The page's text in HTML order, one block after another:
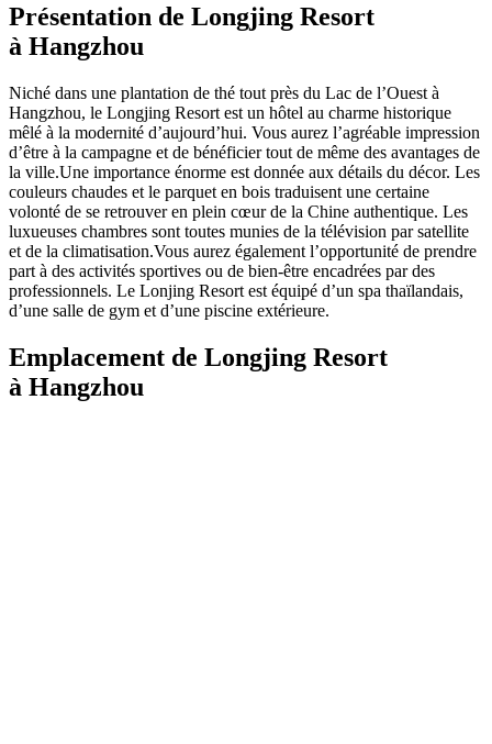
Présentation de Longjing Resort
à Hangzhou
Niché dans une plantation de thé tout près du Lac de l’Ouest à
Hangzhou, le Longjing Resort est un hôtel au charme historique
mêlé à la modernité d’aujourd’hui. Vous aurez l’agréable impression
d’être à la campagne et de bénéficier tout de même des avantages de
la ville.Une importance énorme est donnée aux détails du décor. Les
couleurs chaudes et le parquet en bois traduisent une certaine
volonté de se retrouver en plein cœur de la Chine authentique. Les
luxueuses chambres sont toutes munies de la télévision par satellite
et de la climatisation.Vous aurez également l’opportunité de prendre
part à des activités sportives ou de bien-être encadrées par des
professionnels. Le Lonjing Resort est équipé d’un spa thaïlandais,
d’une salle de gym et d’une piscine extérieure.
Emplacement de Longjing Resort
à Hangzhou